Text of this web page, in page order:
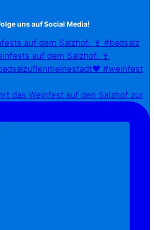
uns auf Social Media!
auf dem Salzhof. 🍷 #badsalz
das Weinfest auf den Salzhof zur